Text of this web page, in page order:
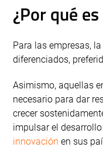
¿Por qué
Para las empresas,
diferenciados,
Asimismo, aquellas
necesario para dar
crecer
impulsar el
innovación en sus